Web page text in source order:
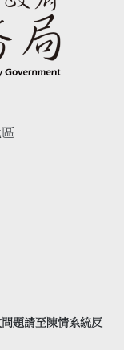
題請至陳情系統反